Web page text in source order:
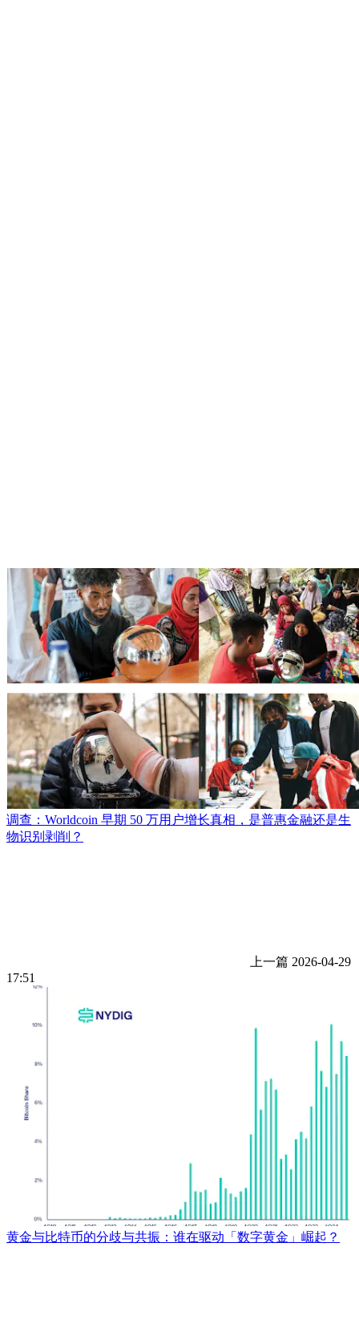
调查：Worldcoin 早期 50 万用户增长真相，是普惠金融还是生
物识别剥削？
上一篇 2026-04-29
17:51
黄金与比特币的分歧与共振：谁在驱动「数字黄金」崛起？